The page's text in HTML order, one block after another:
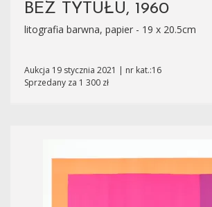
BEZ TYTUŁU, 1960
litografia barwna, papier - 19 x 20.5cm
Aukcja 19 stycznia 2021 | nr kat.:16
Sprzedany za 1 300 zł